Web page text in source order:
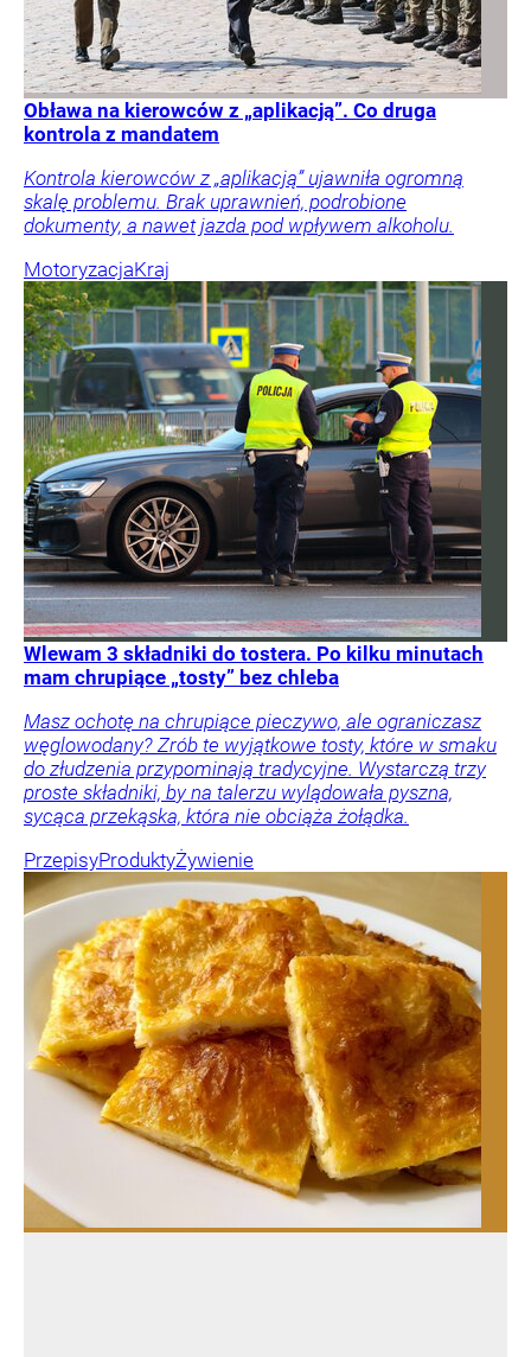
Obława na kierowców z „aplikacją”. Co druga
kontrola z mandatem
Kontrola kierowców z „aplikacją” ujawniła ogromną
skalę problemu. Brak uprawnień, podrobione
dokumenty, a nawet jazda pod wpływem alkoholu.
MotoryzacjaKraj
Wlewam 3 składniki do tostera. Po kilku minutach
mam chrupiące „tosty” bez chleba
Masz ochotę na chrupiące pieczywo, ale ograniczasz
węglowodany? Zrób te wyjątkowe tosty, które w smaku
do złudzenia przypominają tradycyjne. Wystarczą trzy
proste składniki, by na talerzu wylądowała pyszna,
sycąca przekąska, która nie obciąża żołądka.
PrzepisyProduktyŻywienie